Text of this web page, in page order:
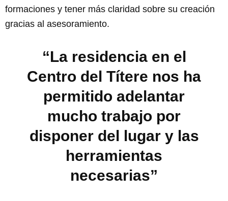
formaciones y tener más claridad sobre su creación
gracias al asesoramiento.
“La residencia en el
Centro del Títere nos ha
permitido adelantar
mucho trabajo por
disponer del lugar y las
herramientas
necesarias”